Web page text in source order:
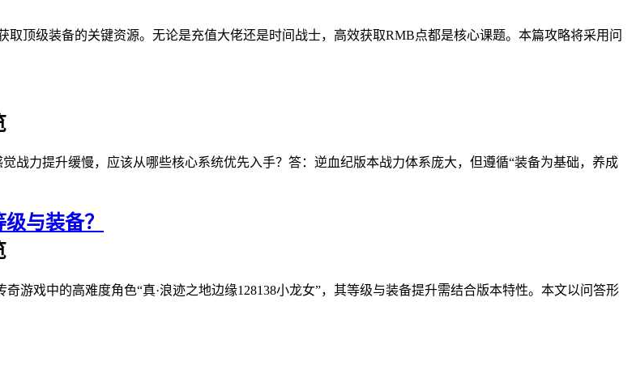
取顶级装备的关键资源。无论是充值大佬还是时间战士，高效获取RMB点都是核心课题。本篇攻略将采用问
战力提升缓慢，应该从哪些核心系统优先入手？答：逆血纪版本战力体系庞大，但遵循“装备为基础，养成
与装备？
奇游戏中的高难度角色“真·浪迹之地边缘128138小龙女”，其等级与装备提升需结合版本特性。本文以问答形